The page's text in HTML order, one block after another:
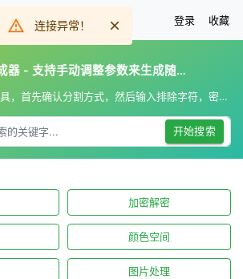
登录 收藏
随机密码生成器 - 支持手动调整参数来生成随机密码
随机密码生成器在线工具，首先确认分割方式，然后输入排除字符，密码长度和生成数量，一键在线生成随机密码，支持多种随机密码参数设置。
开始搜索
加密解密
颜色空间
图片处理
连接异常！